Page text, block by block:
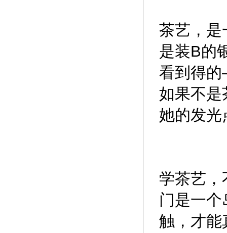
茶艺，是
是装B的
看到得
如果不是
她的发光
学茶艺，
门是一
触，才能